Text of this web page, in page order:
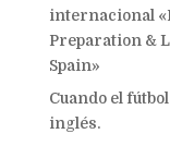
internacional
Preparation &
Spain»
Cuando el
inglés.